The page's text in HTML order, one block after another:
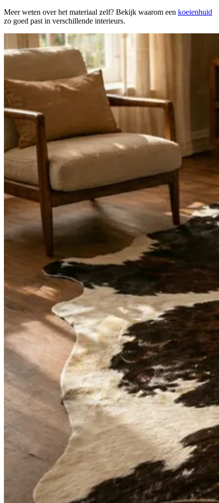
Meer weten over het materiaal zelf? Bekijk waarom een koeienhuid
zo goed past in verschillende interieurs.